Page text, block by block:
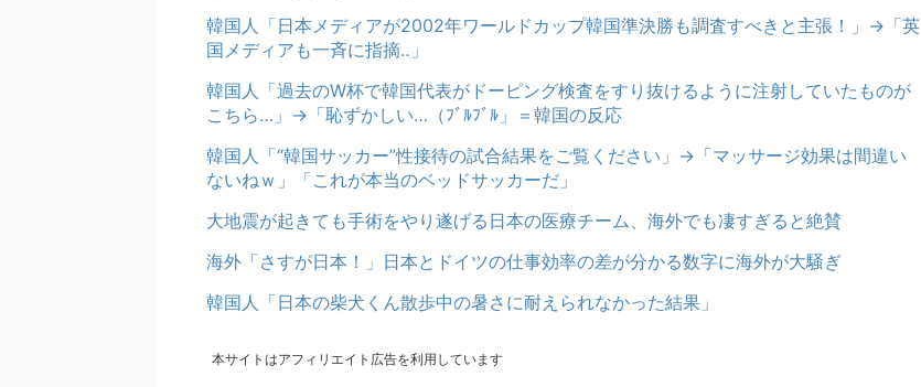
韓国人「日本メディアが2002年ワールドカップ韓国準決勝も調査すべきと主張！」→「英
国メディアも一斉に指摘‥」
韓国人「過去のW杯で韓国代表がドーピング検査をすり抜けるように注射していたものが
こちら…」→「恥ずかしい…（ﾌﾞﾙﾌﾞﾙ」＝韓国の反応
韓国人「“韓国サッカー”性接待の試合結果をご覧ください」→「マッサージ効果は間違い
ないねｗ」「これが本当のベッドサッカーだ」
大地震が起きても手術をやり遂げる日本の医療チーム、海外でも凄すぎると絶賛
海外「さすが日本！」日本とドイツの仕事効率の差が分かる数字に海外が大騒ぎ
韓国人「日本の柴犬くん散歩中の暑さに耐えられなかった結果」
本サイトはアフィリエイト広告を利用しています